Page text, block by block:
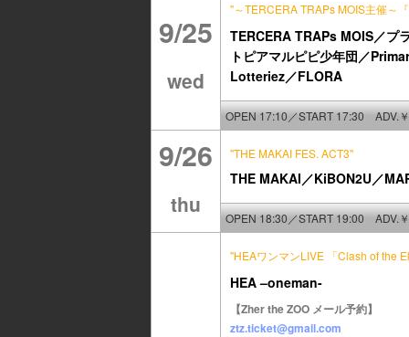
9/25
wed
"～TERCERA TRAPs MOIS主催～
TERCERA TRAPs MOIS／プ
トピアマルピピ少年団／
Lotteriez／FLORA
OPEN 17:10／START 17:30 ADV.
9/26
thu
"THE MAKAI FES. ACT3"
THE MAKAI／KiBON2U／
OPEN 18:30／START 19:00 ADV.
"HEAワンマンLIVE 「Clash of the
HEA –oneman-
【Zher the ZOO メール予約】
ztz.ticket@gmail.com